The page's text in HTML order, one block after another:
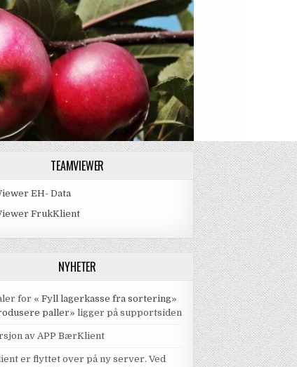
TEAMVIEWER
EH- Data
FrukKlient
NYHETER
for « Fyll lagerkasse fra sortering»
paller» ligger på supportsiden
av APP BærKlient
er flyttet over på ny server. Ved